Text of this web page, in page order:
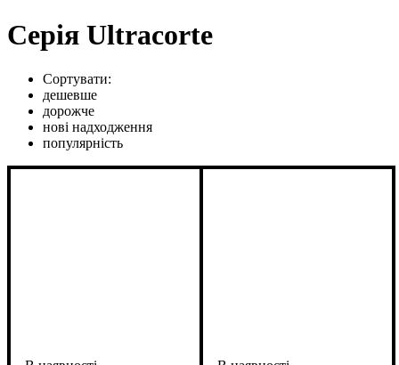
Серія Ultracorte
Сортувати:
дешевше
дорожче
нові надходження
популярність